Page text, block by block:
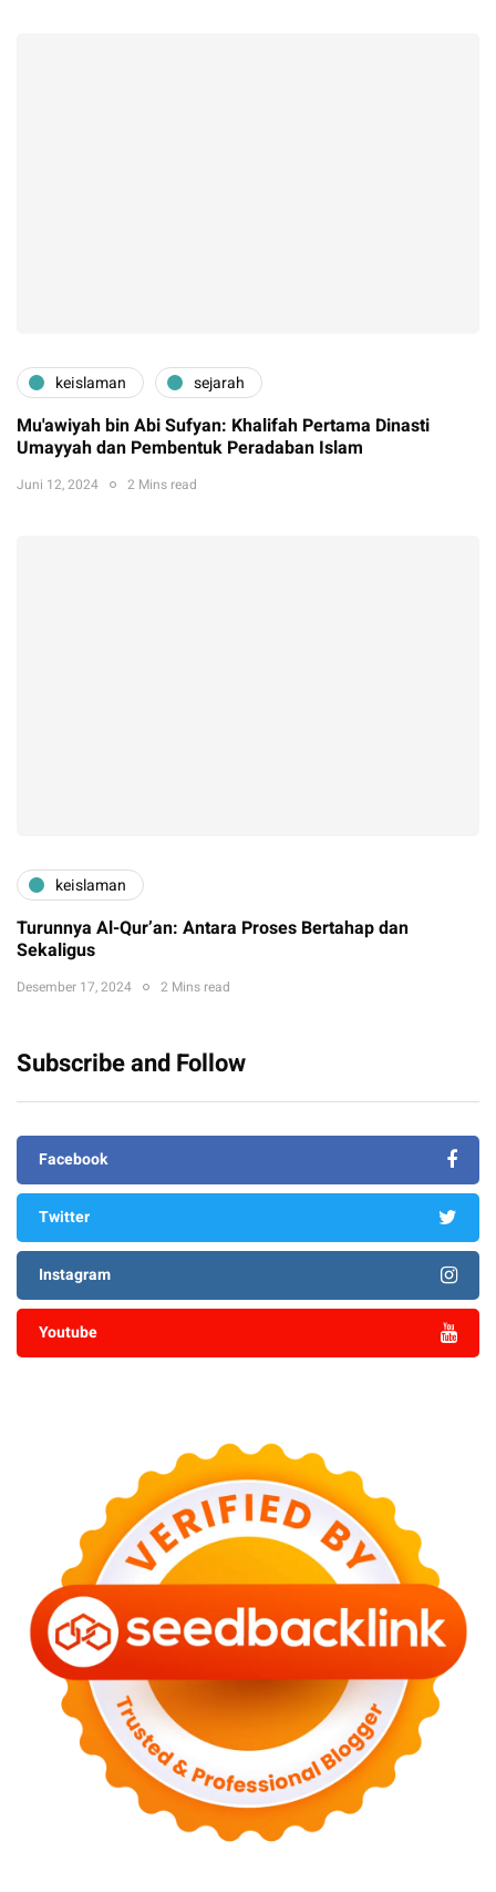
keislaman sejarah
Mu'awiyah bin Abi Sufyan: Khalifah Pertama Dinasti
Umayyah dan Pembentuk Peradaban Islam
Juni 12, 2024 2 Mins read
keislaman
Turunnya Al-Qur’an: Antara Proses Bertahap dan
Sekaligus
Desember 17, 2024 2 Mins read
Subscribe and Follow
Facebook
Twitter
Instagram
Youtube